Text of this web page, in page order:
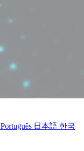
Português 日本語 한국